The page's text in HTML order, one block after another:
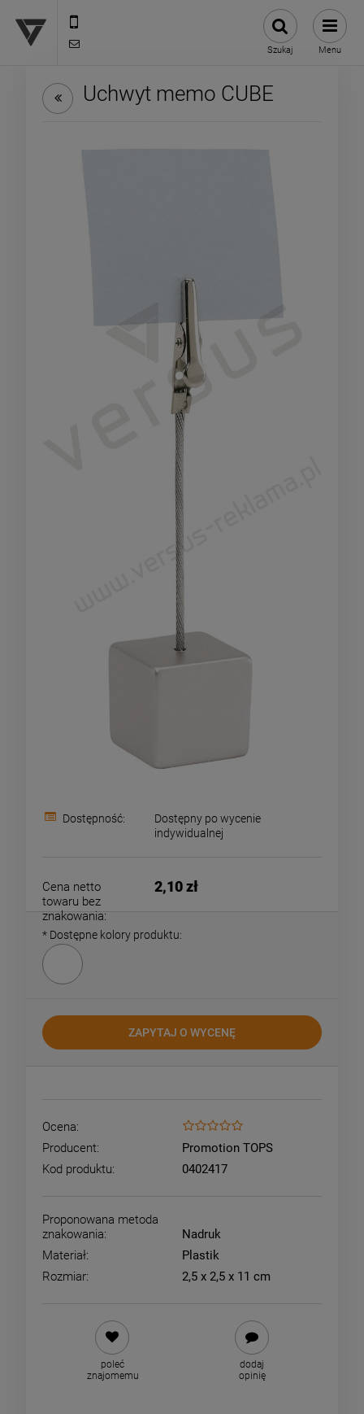
Szukaj Menu
Uchwyt memo CUBE
Dostępność:
Dostępny po wycenie
indywidualnej
Cena netto
towaru bez
znakowania:
2,10 zł
* Dostępne kolory produktu:
ZAPYTAJ O WYCENĘ
Ocena:
Producent:
Promotion TOPS
Kod produktu:
0402417
Proponowana metoda
znakowania:
Nadruk
Materiał:
Plastik
Rozmiar:
2,5 x 2,5 x 11 cm
poleć
znajomemu
dodaj
opinię